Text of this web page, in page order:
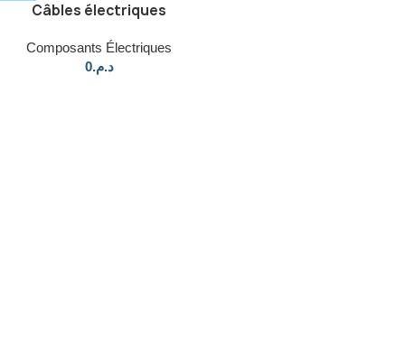
Câbles électriques
Composants Électriques
د.م.0